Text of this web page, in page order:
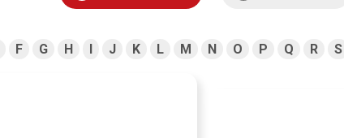
F G H I J K L M N O P Q R S